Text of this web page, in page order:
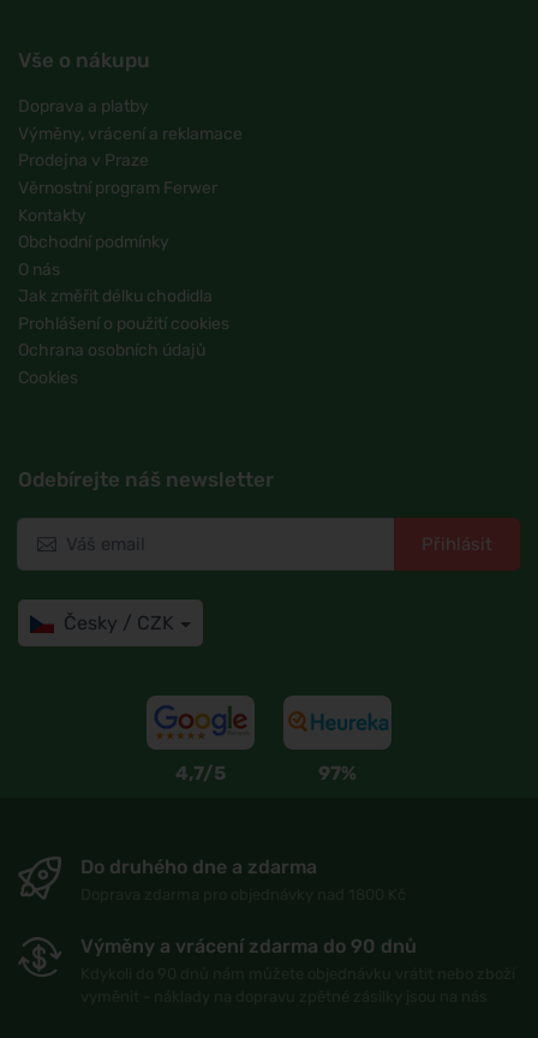
Vše o nákupu
Doprava a platby
Výměny, vrácení a reklamace
Prodejna v Praze
Věrnostní program Ferwer
Kontakty
Obchodní podmínky
O nás
Jak změřit délku chodidla
Prohlášení o použití cookies
Ochrana osobních údajů
Cookies
Odebírejte náš newsletter
Přihlásit
Česky / CZK
4,7/5 97%
Do druhého dne a zdarma
Výměny a vrácení zdarma do 90 dnů